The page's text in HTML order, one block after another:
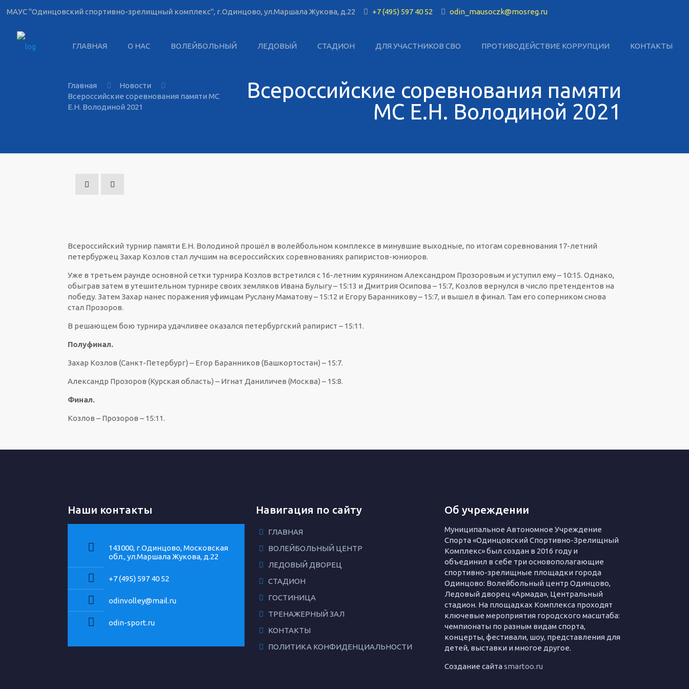
МАУС "Одинцовский спортивно-зрелищный комплекс", г.Одинцово, ул.Маршала Жукова, д.22 +7 (495) 597 40 52 odin_mausoczk@mosreg.ru
ГЛАВНАЯ О НАС ВОЛЕЙБОЛЬНЫЙ ЛЕДОВЫЙ СТАДИОН ДЛЯ УЧАСТНИКОВ СВО ПРОТИВОДЕЙСТВИЕ КОРРУПЦИИ КОНТАКТЫ
Всероссийские соревнования памяти
МС Е.Н. Володиной 2021
Главная
Новости
Всероссийские соревнования памяти МС
Е.Н. Володиной 2021
Всероссийский турнир памяти Е.Н. Володиной прошёл в волейбольном комплексе в минувшие выходные, по итогам соревнования 17-летний
петербуржец Захар Козлов стал лучшим на всероссийских соревнованиях рапиристов-юниоров.
Уже в третьем раунде основной сетки турнира Козлов встретился с 16-летним курянином Александром Прозоровым и уступил ему – 10:15. Однако,
обыграв затем в утешительном турнире своих земляков Ивана Булыгу – 15:13 и Дмитрия Осипова – 15:7, Козлов вернулся в число претендентов на
победу. Затем Захар нанес поражения уфимцам Руслану Маматову – 15:12 и Егору Баранникову – 15:7, и вышел в финал. Там его соперником снова
стал Прозоров.
В решающем бою турнира удачливее оказался петербургский рапирист – 15:11.
Полуфинал.
Захар Козлов (Санкт-Петербург) – Егор Баранников (Башкортостан) – 15:7.
Александр Прозоров (Курская область) – Игнат Даниличев (Москва) – 15:8.
Финал.
Козлов – Прозоров – 15:11.
Наши контакты
143000, г.Одинцово, Московская
обл., ул.Маршала Жукова, д.22
+7 (495) 597 40 52
odinvolley@mail.ru
odin-sport.ru
Навигация по сайту
ГЛАВНАЯ
ВОЛЕЙБОЛЬНЫЙ ЦЕНТР
ЛЕДОВЫЙ ДВОРЕЦ
СТАДИОН
ГОСТИНИЦА
ТРЕНАЖЕРНЫЙ ЗАЛ
КОНТАКТЫ
ПОЛИТИКА КОНФИДЕНЦИАЛЬНОСТИ
Об учреждении
Муниципальное Автономное Учреждение
Спорта «Одинцовский Спортивно-Зрелищный
Комплекс» был создан в 2016 году и
объединил в себе три основополагающие
спортивно-зрелищные площадки города
Одинцово: Волейбольный центр Одинцово,
Ледовый дворец «Армада», Центральный
стадион. На площадках Комплекса проходят
ключевые мероприятия городского масштаба:
чемпионаты по разным видам спорта,
концерты, фестивали, шоу, представления для
детей, выставки и многое другое.
Создание сайтаsmartoo.ru